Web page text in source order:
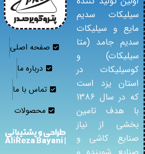
سیلیکات سدیم
مایع و سیلیکات
سدیم جامد (متا
سیلیکات) و
کوسیلیکات در
استان یزد است
که در سال 1386
با هدف تامین
بخشی از نیاز
صنایع کاشی و
صفحه اصلی
درباره ما
تماس با ما
محصولات
طراحی و پشتیبانی
| AliReza Bayani